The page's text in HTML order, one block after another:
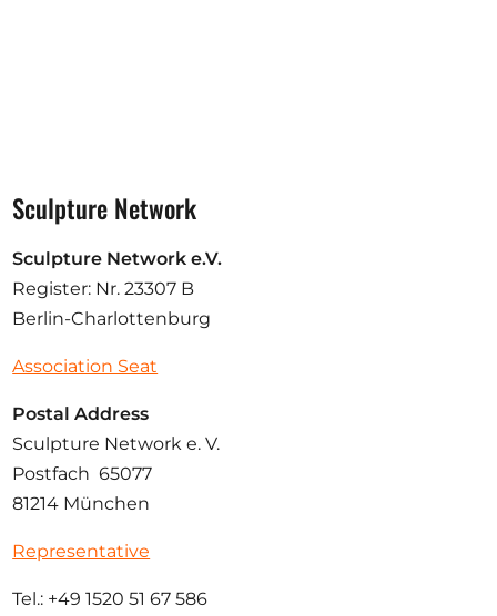
Sculpture Network
Sculpture Network e.V.
Register: Nr. 23307 B
Berlin-Charlottenburg
Association Seat
Postal Address
Sculpture Network e. V.
Postfach 65077
81214 München
Representative
Tel.: +49 1520 51 67 586